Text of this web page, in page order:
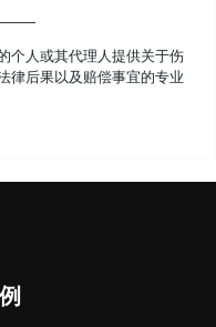
个人或其代理人提供关于伤
律后果以及赔偿事宜的专业